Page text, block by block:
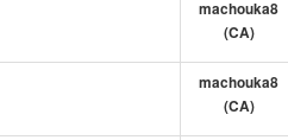
machouka8
(CA)
machouka8
(CA)